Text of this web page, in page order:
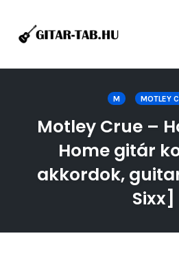
M MOTLEY
Motley Crue –
Home gitár
akkordok,
Sixx]